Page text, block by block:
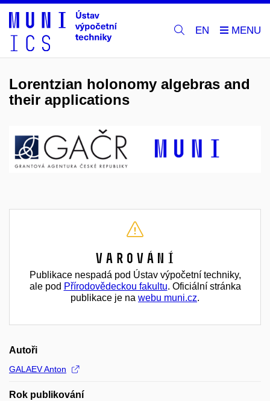
EN
Lorentzian holonomy algebras and
their applications
Varování
Publikace nespadá pod Ústav výpočetní techniky,
ale pod Přírodovědeckou fakultu. Oficiální stránka
publikace je na webu muni.cz.
Autoři
GALAEV Anton
Rok publikování